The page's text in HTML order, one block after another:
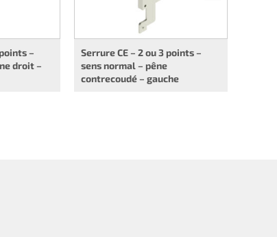
–
droit –
Serrure CE – 2 ou 3 points –
sens normal – pêne
contrecoudé – gauche